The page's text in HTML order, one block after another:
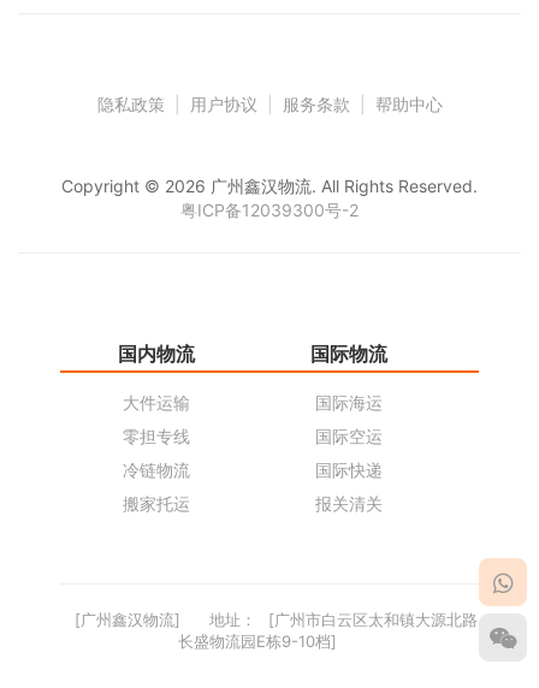
隐私政策 用户协议 服务条款 帮助中心
Copyright © 2026 广州鑫汉物流. All Rights Reserved.
粤ICP备12039300号-2
国内物流
大件运输
零担专线
冷链物流
搬家托运
国际物流
国际海运
国际空运
国际快递
报关清关
[广州鑫汉物流] 地址：
[广州市白云区太和镇大源北路
长盛物流园E栋9-10档]